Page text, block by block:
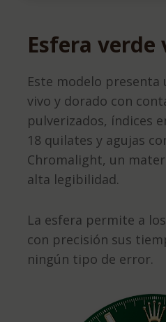
Esfera verde
Este modelo presenta
vivo y dorado con
pulverizados, índices
18 quilates y agujas
Chromalight, un
alta legibilidad.
La esfera permite a
con precisión sus
ningún tipo de error.